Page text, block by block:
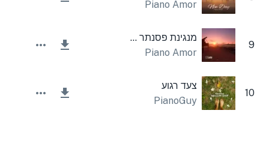
Piano Amor
9
מנגינת פסנתר פשוטה
Piano Amor
10
צעד רגוע
PianoGuy